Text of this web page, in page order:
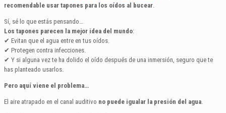
recomendable usar tapones para los oídos al bucear
Sí, sé lo que estás pensando…
Los tapones parecen la mejor idea del mundo:
✔ Evitan que el agua entre en tus oídos.
✔ Protegen contra infecciones.
✔ Y si alguna vez te ha dolido el oído después de una inmersión, seguro que te
has planteado usarlos.
Pero aquí viene el problema…
El aire atrapado en el canal auditivo no puede igualar la presión del agua